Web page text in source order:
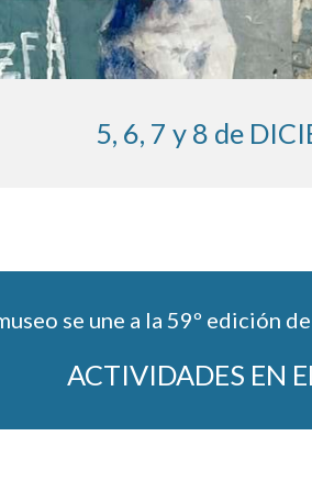
5, 6, 7 y 8 de
se une a la 59º edición
ACTIVIDADES EN